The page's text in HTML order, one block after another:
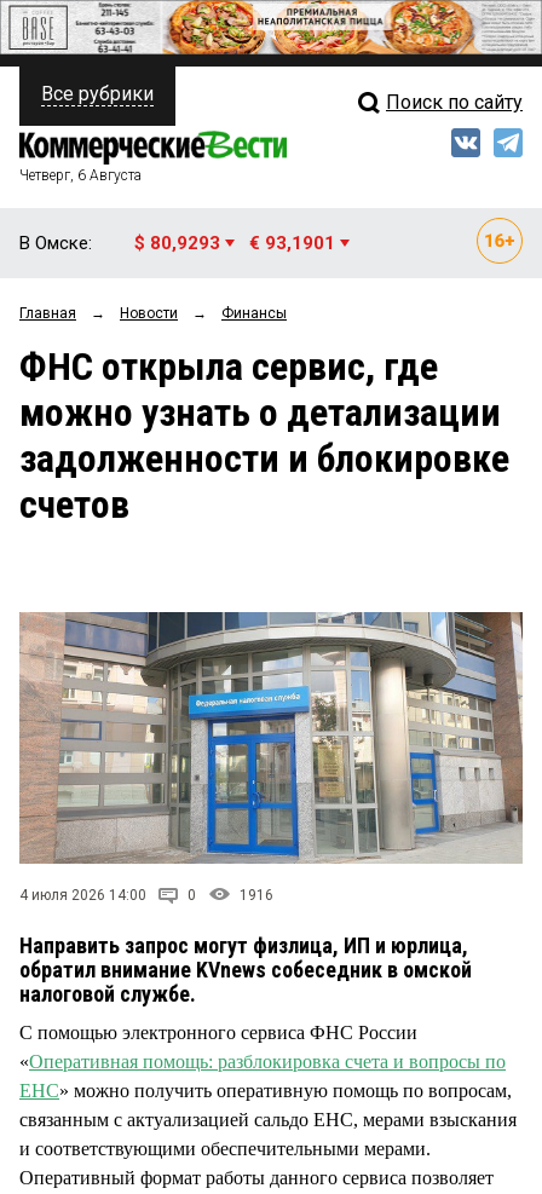
ПОЛИТИКА
ФИНАНСЫ
ОБЩЕСТВО
ЗАКОН
НОВОСТИ КОМПАНИЙ
Свежий выпуск
Рейтинги
Блоги
Архив
Все рубрики Поиск по сайту
Четверг, 6 Августа
В Омске: $ 80,9293 € 93,1901
Главная → Новости → Финансы
ФНС открыла сервис, где
можно узнать о детализации
задолженности и блокировке
счетов
4 июля 2026 14:00 0 1916
Направить запрос могут физлица, ИП и юрлица,
обратил внимание KVnews собеседник в омской
налоговой службе.
С помощью электронного сервиса ФНС России
«Оперативная помощь: разблокировка счета и вопросы по
ЕНС» можно получить оперативную помощь по вопросам,
связанным с актуализацией сальдо ЕНС, мерами взыскания
и соответствующими обеспечительными мерами.
Оперативный формат работы данного сервиса позволяет